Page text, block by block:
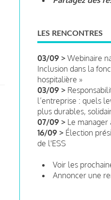
LES RENCONTRES
03/09 > Webinaire
Inclusion dans la
hospitalière »
03/09 >
l’entreprise : quels
plus durables,
07/09 > Le
16/09 > Élection
de l'ESS
Voir les
Annoncer une